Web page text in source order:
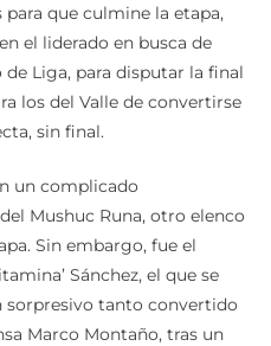
que culmine la etapa,
el liderado en busca de
Liga, para disputar la final
los del Valle de convertirse
sin final.
un complicado
Mushuc Runa, otro elenco
Sin embargo, fue el
Sánchez, el que se
sorpresivo tanto convertido
Marco Montaño, tras un